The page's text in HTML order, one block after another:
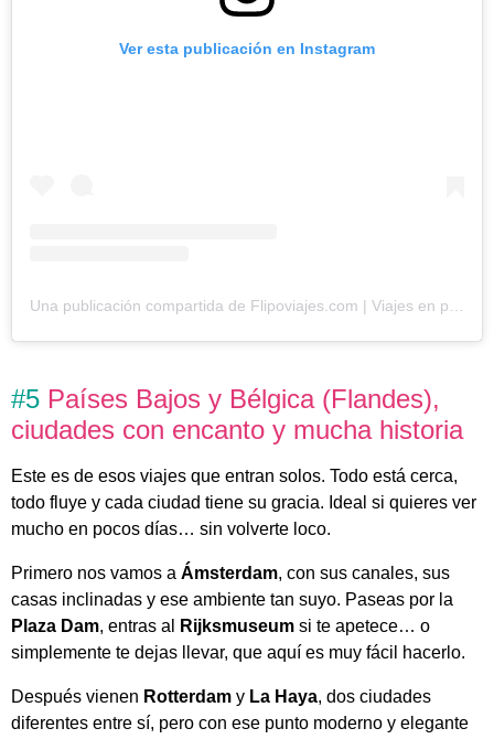
Ver esta publicación en Instagram
Una publicación compartida de Flipoviajes.com | Viajes en pequeños grupos desde Andalucía (@flipoviajes)
#5 Países Bajos y Bélgica (Flandes),
ciudades con encanto y mucha historia
Este es de esos viajes que entran solos. Todo está cerca,
todo fluye y cada ciudad tiene su gracia. Ideal si quieres ver
mucho en pocos días… sin volverte loco.
Primero nos vamos a Ámsterdam, con sus canales, sus
casas inclinadas y ese ambiente tan suyo. Paseas por la
Plaza Dam, entras al Rijksmuseum si te apetece… o
simplemente te dejas llevar, que aquí es muy fácil hacerlo.
Después vienen Rotterdam y La Haya, dos ciudades
diferentes entre sí, pero con ese punto moderno y elegante